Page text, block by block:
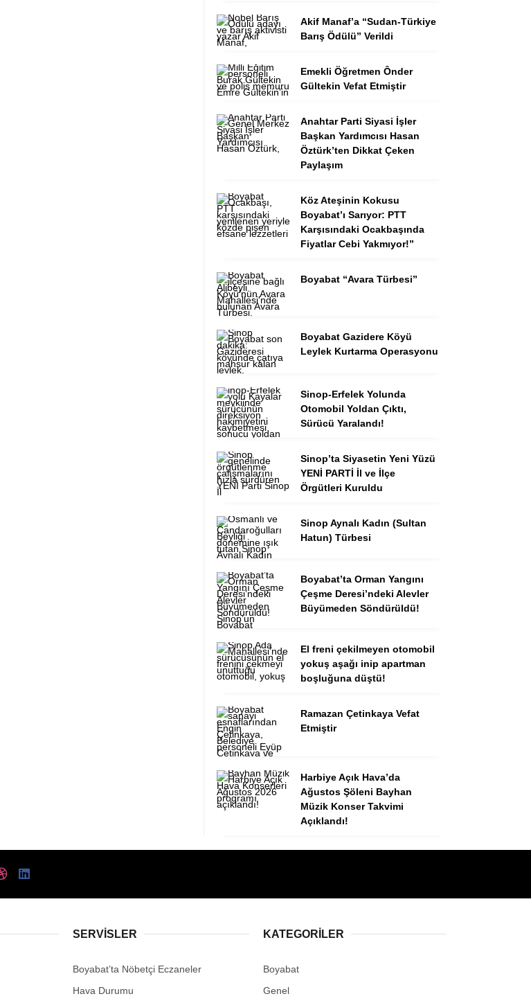
Akif Manaf’a “Sudan-Türkiye
Barış Ödülü” Verildi
Emekli Öğretmen Ônder
Gültekin Vefat Etmiştir
Anahtar Parti Siyasi İşler
Başkan Yardımcısı Hasan
Öztürk’ten Dikkat Çeken
Paylaşım
Köz Ateşinin Kokusu
Boyabat’ı Sarıyor: PTT
Karşısındaki Ocakbaşında
Fiyatlar Cebi Yakmıyor!”
Boyabat “Avara Türbesi”
Boyabat Gazidere Köyü
Leylek Kurtarma Operasyonu
Sinop-Erfelek Yolunda
Otomobil Yoldan Çıktı,
Sürücü Yaralandı!
Sinop’ta Siyasetin Yeni Yüzü
YENİ PARTİ İl ve İlçe
Örgütleri Kuruldu
Sinop Aynalı Kadın (Sultan
Hatun) Türbesi
Boyabat’ta Orman Yangını
Çeşme Deresi’ndeki Alevler
Büyümeden Söndürüldü!
El freni çekilmeyen otomobil
yokuş aşağı inip apartman
boşluğuna düştü!
Ramazan Çetinkaya Vefat
Etmiştir
Harbiye Açık Hava’da
Ağustos Şöleni Bayhan
Müzik Konser Takvimi
Açıklandı!
SERVISLER
Boyabat’ta Nöbetçi Eczaneler
Hava Durumu
KATEGORILER
Boyabat
Genel